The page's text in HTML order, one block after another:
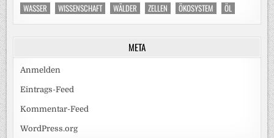
WASSER
WISSENSCHAFT WÄLDER ZELLEN ÖKOSYSTEM ÖL
META
Anmelden
Eintrags-Feed
Kommentar-Feed
WordPress.org